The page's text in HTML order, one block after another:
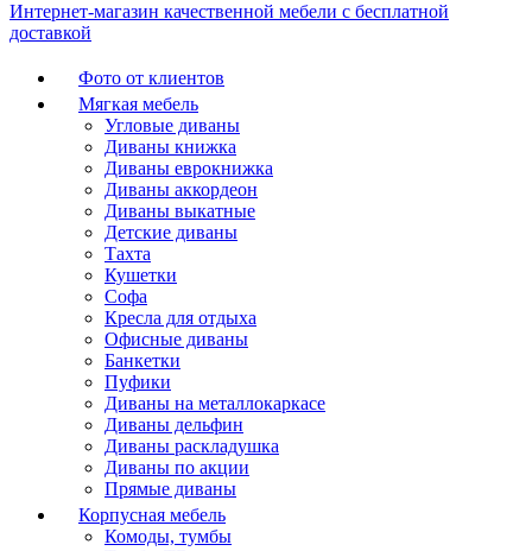
Интернет-магазин качественной мебели с бесплатной
доставкой
Фото от клиентов
Мягкая мебель
Угловые диваны
Диваны книжка
Диваны еврокнижка
Диваны аккордеон
Диваны выкатные
Детские диваны
Тахта
Кушетки
Софа
Кресла для отдыха
Офисные диваны
Банкетки
Пуфики
Диваны на металлокаркасе
Диваны дельфин
Диваны раскладушка
Диваны по акции
Прямые диваны
Корпусная мебель
Комоды, тумбы